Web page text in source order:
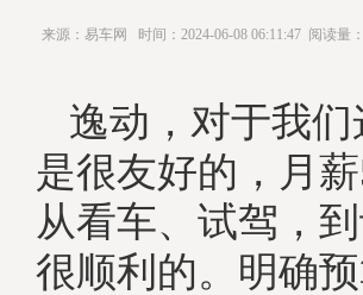
来源：易车网 时间：2024-06-08 06:11:47 阅读量
逸动，对于我
是很友好的，月
从看车、试驾，
很顺利的。明确